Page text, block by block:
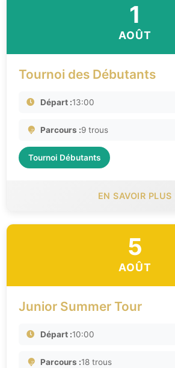
1
AOÛT
Tournoi des Débutants
Départ :13:00
Parcours :9 trous
Tournoi Débutants
EN SAVOIR PLUS
5
AOÛT
Junior Summer Tour
Départ :10:00
Parcours :18 trous